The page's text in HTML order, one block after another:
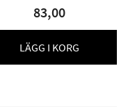
83,00
LÄGG I KORG